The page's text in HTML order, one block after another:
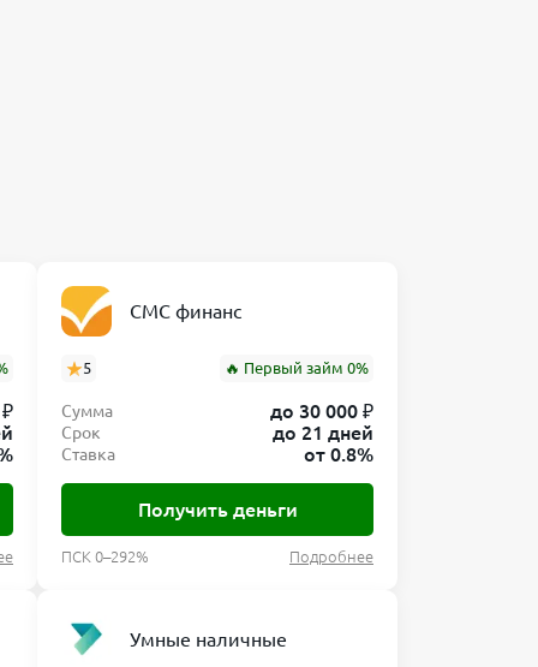
СМС финанс
5 🔥 Первый займ 0%
Сумма до 30 000 ₽
Срок до 21 дней
Ставка от 0.8%
Получить деньги
ПСК 0–292% Подробнее
Умные наличные